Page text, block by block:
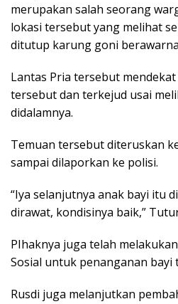
merupakan salah seorang
lokasi tersebut yang melihat
ditutup karung goni
Lantas Pria tersebut
tersebut dan terkejud usai
didalamnya.
Temuan tersebut diteruskan
sampai dilaporkan ke polisi.
“Iya selanjutnya anak bayi itu
dirawat, kondisinya baik,”
PIhaknya juga telah
Sosial untuk penanganan bayi
Rusdi juga melanjutkan